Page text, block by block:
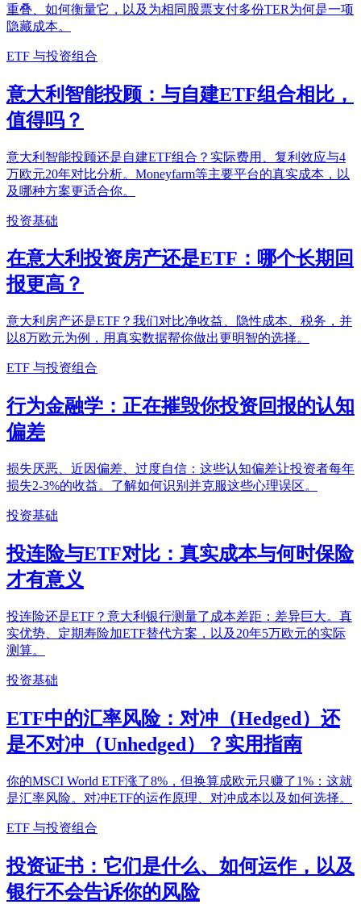
重叠、如何衡量它，以及为相同股票支付多份TER为何是一项
隐藏成本。
ETF 与投资组合
意大利智能投顾：与自建ETF组合相比，
值得吗？
意大利智能投顾还是自建ETF组合？实际费用、复利效应与4
万欧元20年对比分析。Moneyfarm等主要平台的真实成本，以
及哪种方案更适合你。
投资基础
在意大利投资房产还是ETF：哪个长期回
报更高？
意大利房产还是ETF？我们对比净收益、隐性成本、税务，并
以8万欧元为例，用真实数据帮你做出更明智的选择。
ETF 与投资组合
行为金融学：正在摧毁你投资回报的认知
偏差
损失厌恶、近因偏差、过度自信：这些认知偏差让投资者每年
损失2-3%的收益。了解如何识别并克服这些心理误区。
投资基础
投连险与ETF对比：真实成本与何时保险
才有意义
投连险还是ETF？意大利银行测量了成本差距：差异巨大。真
实优势、定期寿险加ETF替代方案，以及20年5万欧元的实际
测算。
投资基础
ETF中的汇率风险：对冲（Hedged）还
是不对冲（Unhedged）？实用指南
你的MSCI World ETF涨了8%，但换算成欧元只赚了1%：这就
是汇率风险。对冲ETF的运作原理、对冲成本以及如何选择。
ETF 与投资组合
投资证书：它们是什么、如何运作，以及
银行不会告诉你的风险